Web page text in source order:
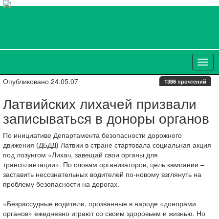
Опубликовано 24.05.07 1386 прочтений
Латвийских лихачей призвали
записываться в доноры органов
По инициативе Департамента безопасности дорожного
движения (ДБДД) Латвии в стране стартовала социальная акция
под лозунгом «Лихач, завещай свои органы для
трансплантации». По словам организаторов, цель кампании –
заставить несознательных водителей по-новому взглянуть на
проблему безопасности на дорогах.
«Безрассудные водители, прозванные в народе «донорами
органов» ежедневно играют со своим здоровьем и жизнью. Но